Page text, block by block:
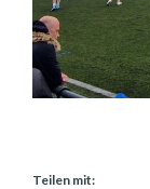
Teilen mit: